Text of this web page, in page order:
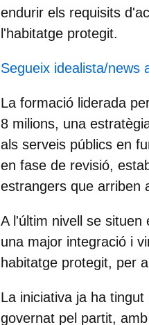
endurir els requisits
l'habitatge protegit.
Segueix idealista/news
La formació liderada
8 milions, una
als serveis públics en
en fase de revisió,
estrangers que arriben
A l'últim nivell se situen
una major integració i
habitatge protegit, per
La iniciativa ja ha
governat pel partit,